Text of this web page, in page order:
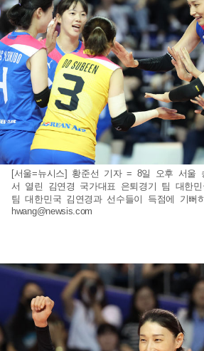
[서울=뉴시스] 황준선 기자 = 8일 오후 서울
서 열린 김연경 국가대표 은퇴경기 팀 대한
팀 대한민국 김연경과 선수들이 득점에 기뻐
hwang@newsis.com